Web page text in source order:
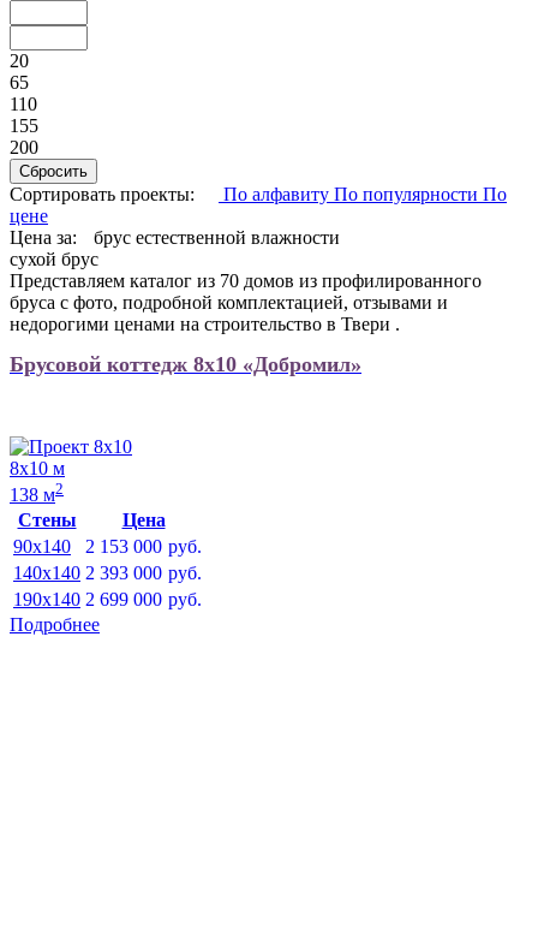
20
65
110
155
200
Сортировать проекты: По алфавиту По популярности По
цене
Цена за:
брус естественной влажности
сухой брус
Представляем каталог из 70 домов из профилированного
бруса с фото, подробной комплектацией, отзывами и
недорогими ценами на строительство в Твери .
Брусовой коттедж 8х10 «Добромил»
8х10 м
138 м2
Стены
Цена
90x140
2 153 000 руб.
140x140 2 393 000 руб.
190x140 2 699 000 руб.
Подробнее